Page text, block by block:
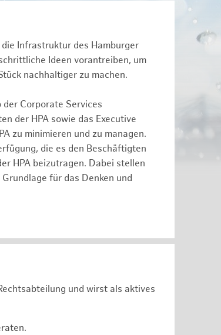
Infrastruktur des Hamburger
Ideen vorantreiben, um
nachhaltiger zu machen.
Corporate Services
der HPA sowie das Executive
zu minimieren und zu managen.
die es den Beschäftigten
HPA beizutragen. Dabei stellen
für das Denken und
und wirst als aktives